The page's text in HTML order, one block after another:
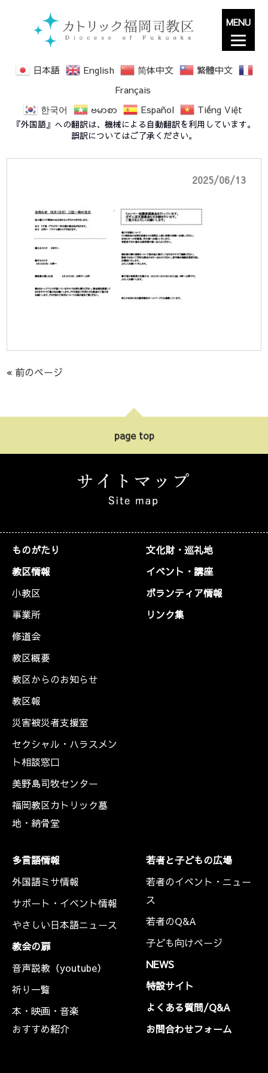
日本語 English 简体中文
繁體中文
Français
한국어
ဗမာစာ Español Tiếng Việt
『外国語』への翻訳は、機械による自動翻訳を利用しています。
誤訳についてはご了承ください。
notice20250615
2025/06/13
« 前のページ
page top
ものがたり
教区情報
小教区
事業所
修道会
教区概要
教区からのお知らせ
教区報
災害被災者支援室
セクシャル・ハラスメン
ト相談窓口
美野島司牧センター
福岡教区カトリック墓
地・納骨堂
文化財・巡礼地
イベント・講座
ボランティア情報
リンク集
多言語情報
外国語ミサ情報
サポート・イベント情報
やさしい日本語ニュース
教会の扉
音声説教（youtube）
祈り一覧
本・映画・音楽
おすすめ紹介
若者と子どもの広場
若者のイベント・ニュー
ス
若者のQ&A
子ども向けページ
NEWS
特設サイト
よくある質問/Q&A
お問合わせフォーム
MENU